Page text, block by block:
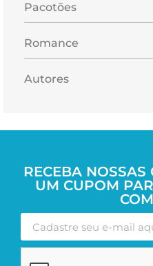
Pacotões
Romance
Autores
RECEBA NOSSAS
UM CUPOM